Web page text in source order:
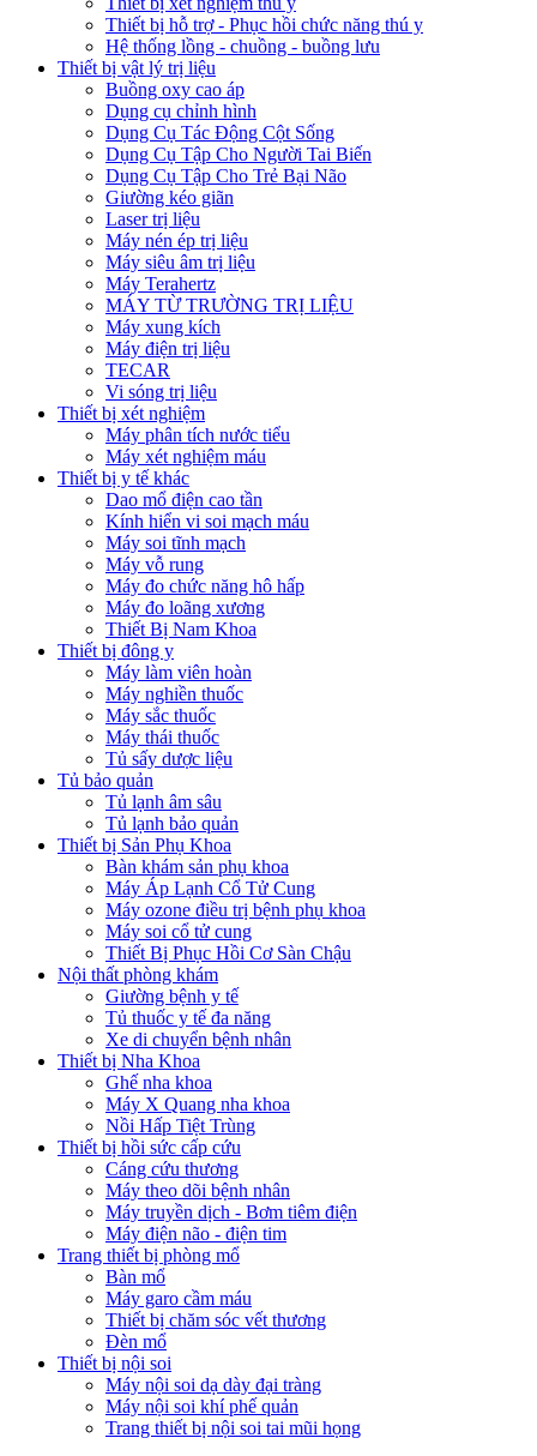
Thiết bị hỗ trợ - Phục hồi chức năng thú y
Hệ thống lồng - chuồng - buồng lưu
Thiết bị vật lý trị liệu
Buồng oxy cao áp
Dụng cụ chỉnh hình
Dụng Cụ Tác Động Cột Sống
Dụng Cụ Tập Cho Người Tai Biến
Dụng Cụ Tập Cho Trẻ Bại Não
Giường kéo giãn
Laser trị liệu
Máy nén ép trị liệu
Máy siêu âm trị liệu
Máy Terahertz
MÁY TỪ TRƯỜNG TRỊ LIỆU
Máy xung kích
Máy điện trị liệu
TECAR
Vi sóng trị liệu
Thiết bị xét nghiệm
Máy phân tích nước tiểu
Máy xét nghiệm máu
Thiết bị y tế khác
Dao mổ điện cao tần
Kính hiển vi soi mạch máu
Máy soi tĩnh mạch
Máy vỗ rung
Máy đo chức năng hô hấp
Máy đo loãng xương
Thiết Bị Nam Khoa
Thiết bị đông y
Máy làm viên hoàn
Máy nghiền thuốc
Máy sắc thuốc
Máy thái thuốc
Tủ sấy dược liệu
Tủ bảo quản
Tủ lạnh âm sâu
Tủ lạnh bảo quản
Thiết bị Sản Phụ Khoa
Bàn khám sản phụ khoa
Máy Áp Lạnh Cổ Tử Cung
Máy ozone điều trị bệnh phụ khoa
Máy soi cổ tử cung
Thiết Bị Phục Hồi Cơ Sàn Chậu
Nội thất phòng khám
Giường bệnh y tế
Tủ thuốc y tế đa năng
Xe di chuyển bệnh nhân
Thiết bị Nha Khoa
Ghế nha khoa
Máy X Quang nha khoa
Nồi Hấp Tiệt Trùng
Thiết bị hồi sức cấp cứu
Cáng cứu thương
Máy theo dõi bệnh nhân
Máy truyền dịch - Bơm tiêm điện
Máy điện não - điện tim
Trang thiết bị phòng mổ
Bàn mổ
Máy garo cầm máu
Thiết bị chăm sóc vết thương
Đèn mổ
Thiết bị nội soi
Máy nội soi dạ dày đại tràng
Máy nội soi khí phế quản
Trang thiết bị nội soi tai mũi họng